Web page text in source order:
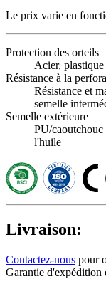
Le prix varie en
Protection des orteils
Acier,
Résistance à la
Résistance et
semelle
Semelle extérieure
PU/caoutchouc
l'huile
Livraison:
Contactez-nous pour
Garantie d'expédition